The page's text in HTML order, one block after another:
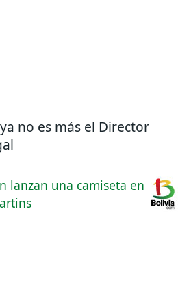
no es más el Director